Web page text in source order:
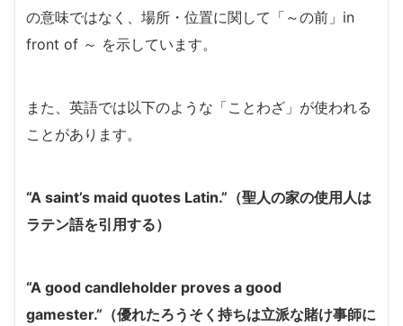
の意味ではなく、場所・位置に関して「～の前」in
front of ～ を示しています。
また、英語では以下のような「ことわざ」が使われる
ことがあります。
“A saint’s maid quotes Latin.”（聖人の家の使用人は
ラテン語を引用する）
“A good candleholder proves a good
gamester.”（優れたろうそく持ちは立派な賭け事師に